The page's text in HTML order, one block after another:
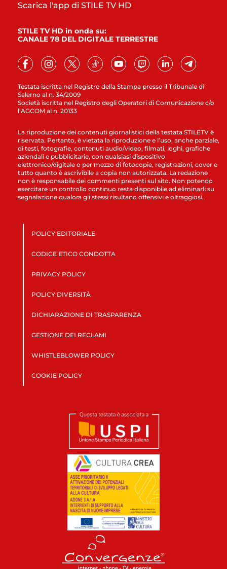
Testata iscritta nel Registro della Stampa presso il Tribunale di
Salerno al n. 34/2009
Società iscritta nel Registro degli Operatori di Comunicazione c/o
l’AGCOM al n. 20133
Scarica l'app di STILE TV HD
STILE TV HD in onda su:
CANALE 78 DEL DIGITALE TERRESTRE
La riproduzione dei contenuti giornalistici della testata STILETV è
riservata. Pertanto, è vietata la riproduzione e l’uso, anche parziale,
di testi, fotografie, contenuti audio/video, filmati, loghi, grafiche
aziendali e pubblicitarie, con qualsiasi dispositivo
elettronico/digitale o per mezzo di fotocopie, registrazioni, cover e
tutto quanto è ascrivibile a copia non autorizzata. La redazione
non è responsabile dei commenti presenti sul sito. Non potendo
esercitare un controllo continuo resta disponibile ad eliminarli su
segnalazione qualora gli stessi risultano offensivi e oltraggiosi.
POLICY EDITORIALE
CODICE ETICO CONDOTTA
PRIVACY POLICY
POLICY DIVERSITÀ
DICHIARAZIONE DI TRASPARENZA
GESTIONE DEI RECLAMI
WHISTLEBLOWER POLICY
COOKIE POLICY